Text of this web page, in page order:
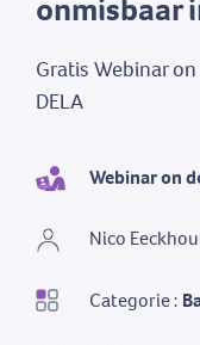
Webinar on
Nico
Categorie :
onmisbaar
Gratis Webinar
DELA